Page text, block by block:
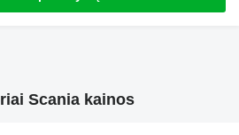
Scania kainos